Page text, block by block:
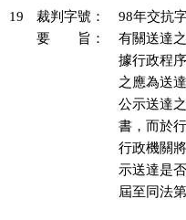
19 裁判字號：
98年交抗
要 旨：
有關送達
據行政程
之應為送
公示送達
書，而於
行政機關
示送達是
屆至同法